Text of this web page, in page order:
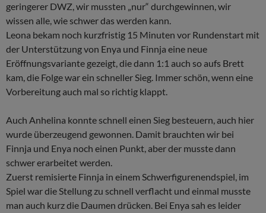
geringerer DWZ, wir mussten „nur“ durchgewinnen, wir
wissen alle, wie schwer das werden kann.
Leona bekam noch kurzfristig 15 Minuten vor Rundenstart mit
der Unterstützung von Enya und Finnja eine neue
Eröffnungsvariante gezeigt, die dann 1:1 auch so aufs Brett
kam, die Folge war ein schneller Sieg. Immer schön, wenn eine
Vorbereitung auch mal so richtig klappt.
Auch Anhelina konnte schnell einen Sieg besteuern, auch hier
wurde überzeugend gewonnen. Damit brauchten wir bei
Finnja und Enya noch einen Punkt, aber der musste dann
schwer erarbeitet werden.
Zuerst remisierte Finnja in einem Schwerfigurenendspiel, im
Spiel war die Stellung zu schnell verflacht und einmal musste
man auch kurz die Daumen drücken. Bei Enya sah es leider